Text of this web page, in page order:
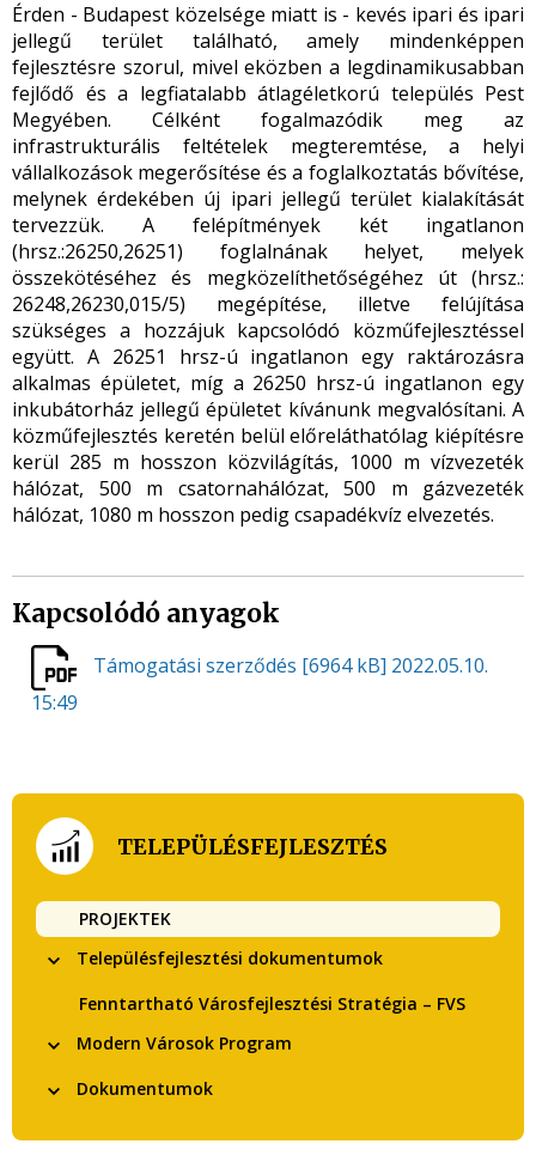
Érden - Budapest közelsége miatt is - kevés ipari és ipari
jellegű terület található, amely mindenképpen
fejlesztésre szorul, mivel eközben a legdinamikusabban
fejlődő és a legfiatalabb átlagéletkorú település Pest
Megyében. Célként fogalmazódik meg az
infrastrukturális feltételek megteremtése, a helyi
vállalkozások megerősítése és a foglalkoztatás bővítése,
melynek érdekében új ipari jellegű terület kialakítását
tervezzük. A felépítmények két ingatlanon
(hrsz.:26250,26251) foglalnának helyet, melyek
összekötéséhez és megközelíthetőségéhez út (hrsz.:
26248,26230,015/5) megépítése, illetve felújítása
szükséges a hozzájuk kapcsolódó közműfejlesztéssel
együtt. A 26251 hrsz-ú ingatlanon egy raktározásra
alkalmas épületet, míg a 26250 hrsz-ú ingatlanon egy
inkubátorház jellegű épületet kívánunk megvalósítani. A
közműfejlesztés keretén belül előreláthatólag kiépítésre
kerül 285 m hosszon közvilágítás, 1000 m vízvezeték
hálózat, 500 m csatornahálózat, 500 m gázvezeték
hálózat, 1080 m hosszon pedig csapadékvíz elvezetés.
Kapcsolódó anyagok
Támogatási szerződés [6964 kB] 2022.05.10.
15:49
TELEPÜLÉSFEJLESZTÉS
PROJEKTEK
Településfejlesztési dokumentumok
Fenntartható Városfejlesztési Stratégia – FVS
Modern Városok Program
Dokumentumok